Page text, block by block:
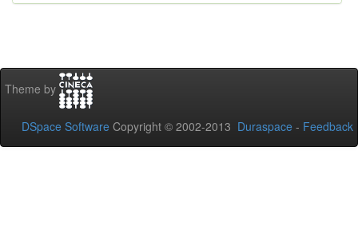
Theme by
DSpace Software Copyright © 2002-2013 Duraspace - Feedback